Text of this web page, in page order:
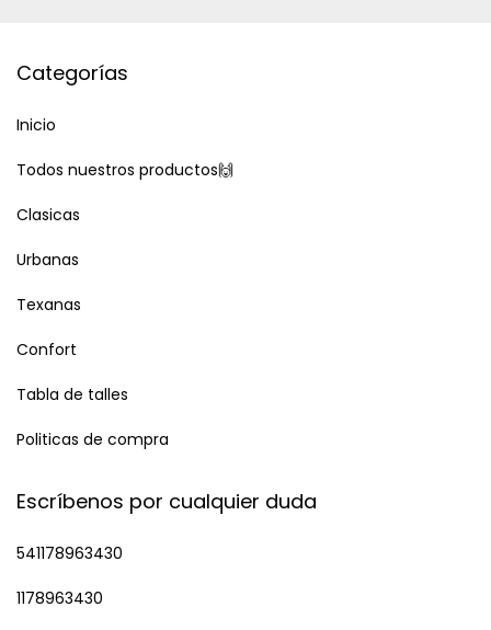
Categorías
Inicio
Todos nuestros productos🙌
Clasicas
Urbanas
Texanas
Confort
Tabla de talles
Politicas de compra
Escríbenos por cualquier duda
541178963430
1178963430